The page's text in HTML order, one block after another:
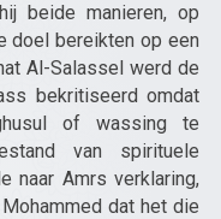
beide manieren, op
doel bereikten op een
Al-Salassel werd de
bekritiseerd omdat
of wassing te
van spirituele
naar Amrs verklaring,
dat het die